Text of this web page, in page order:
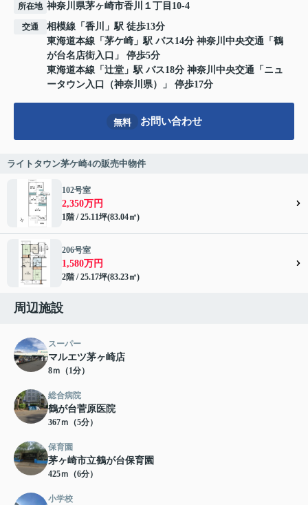
所在地 神奈川県茅ヶ崎市香川 １丁目10-4
交通 相模線 「 香川
」駅 徒歩13分
東海道本線 「 茅ケ崎 」駅 バス14分 神奈川中央交通「鶴
が台名店街入口」 停歩5分
東海道本線 「 辻堂 」駅 バス18分 神奈川中央交通「ニュ
ータウン入口（神奈川県）」 停歩17分
無料 お問い合わせ
ライトタウン茅ケ崎4の販売中物件
102号室
2,350万円
1階 / 25.11坪(83.04㎡)
206号室
1,580万円
2階 / 25.17坪(83.23㎡)
周辺施設
スーパー
マルエツ茅ヶ崎店
8ｍ（1分）
総合病院
鶴が台菅原医院
367ｍ（5分）
保育園
茅ヶ崎市立鶴が台保育園
425ｍ（6分）
小学校